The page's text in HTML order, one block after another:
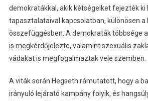
demokratákkal, akik kétségeiket fejezték ki
tapasztalataival kapcsolatban, különösen a
összefüggésben. A demokraták többsége
is megkérdőjelezte, valamint szexuális
vádakat is megfogalmaztak vele szemben.
A viták során Hegseth rámutatott, hogy a
irányuló lejárató kampány folyik, és